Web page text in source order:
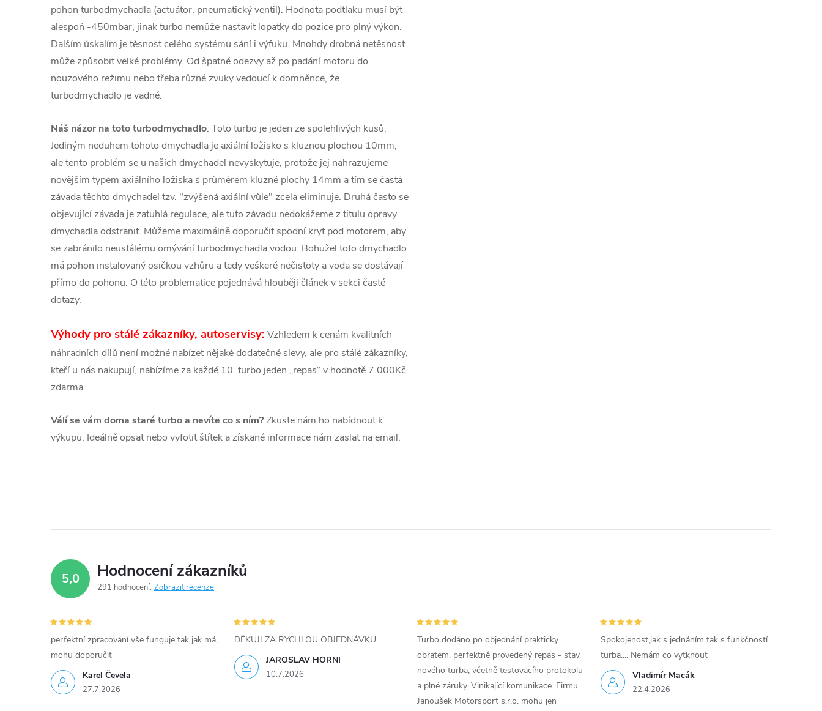
pohon turbodmychadla (actuátor, pneumatický ventil). Hodnota podtlaku musí být
alespoň -450mbar, jinak turbo nemůže nastavit lopatky do pozice pro plný výkon.
Dalším úskalím je těsnost celého systému sání i výfuku. Mnohdy drobná netěsnost
může způsobit velké problémy. Od špatné odezvy až po padání motoru do
nouzového režimu nebo třeba různé zvuky vedoucí k domněnce, že
turbodmychadlo je vadné.
Náš názor na toto turbodmychadlo: Toto turbo je jeden ze spolehlivých kusů.
Jediným neduhem tohoto dmychadla je axiální ložisko s kluznou plochou 10mm,
ale tento problém se u našich dmychadel nevyskytuje, protože jej nahrazujeme
novějším typem axiálního ložiska s průměrem kluzné plochy 14mm a tím se častá
závada těchto dmychadel tzv. "zvýšená axiální vůle" zcela eliminuje. Druhá často se
objevující závada je zatuhlá regulace, ale tuto závadu nedokážeme z titulu opravy
dmychadla odstranit. Můžeme maximálně doporučit spodní kryt pod motorem, aby
se zabránilo neustálému omývání turbodmychadla vodou. Bohužel toto dmychadlo
má pohon instalovaný osičkou vzhůru a tedy veškeré nečistoty a voda se dostávají
přímo do pohonu. O této problematice pojednává hlouběji článek v sekci časté
dotazy.
Výhody pro stálé zákazníky, autoservisy: Vzhledem k cenám kvalitních
náhradních dílů není možné nabízet nějaké dodatečné slevy, ale pro stálé zákazníky,
kteří u nás nakupují, nabízíme za každé 10. turbo jeden „repas“ v hodnotě 7.000Kč
zdarma.
Válí se vám doma staré turbo a nevíte co s ním?Zkuste nám ho nabídnout k
výkupu. Ideálně opsat nebo vyfotit štítek a získané informace nám zaslat na email.
5,0 Hodnocení zákazníků
291 hodnocení Zobrazit recenze
Karel Čevela
27.7.2026
perfektní zpracování vše funguje tak jak má,
mohu doporučit
JAROSLAV HORNI
10.7.2026
DĚKUJI ZA RYCHLOU OBJEDNÁVKU
Turbo dodáno po objednání prakticky
obratem, perfektně provedený repas - stav
nového turba, včetně testovacího protokolu
a plné záruky. Vinikající komunikace. Firmu
Janoušek Motorsport s.r.o. mohu jen
Vladimír Macák
22.4.2026
Spokojenost,jak s jednáním tak s funkčností
turba.... Nemám co vytknout